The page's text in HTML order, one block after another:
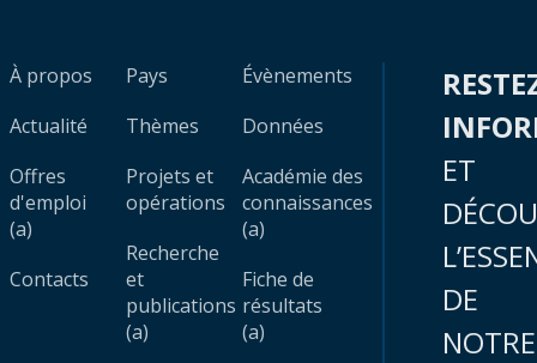
À propos
Actualité
Offres
d'emploi
(a)
Contacts
Pays
Thèmes
Projets et
opérations
Recherche
et
publications
(a)
Évènements
Données
Académie des
connaissances
(a)
Fiche de
résultats
(a)
ET
DE
NOTRE